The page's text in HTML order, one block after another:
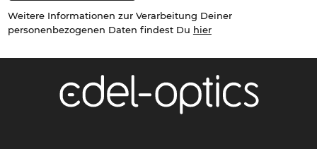
Weitere Informationen zur Verarbeitung Deiner
personenbezogenen Daten findest Du hier